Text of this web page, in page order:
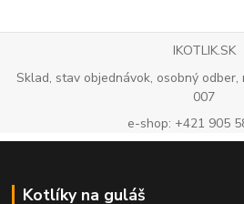
IKOTLIK.SK
Sklad, stav objednávok, osobný
007
e-shop: +421 905
Kotlíky na guláš